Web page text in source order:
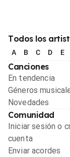
Todos los
A B C D E
Canciones
En tendencia
Géneros
Novedades
Comunidad
Iniciar sesión o
cuenta
Enviar acordes